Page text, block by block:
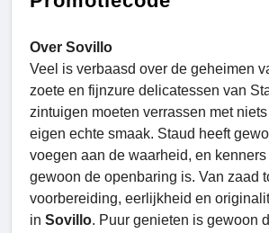
Over Sovillo
Veel is verbaasd over de geheimen
zoete en fijnzure delicatessen van
zintuigen moeten verrassen met
eigen echte smaak. Staud heeft
voegen aan de waarheid, en
gewoon de openbaring is. Van zaad
voorbereiding, eerlijkheid en
in Sovillo. Puur genieten is gewoon